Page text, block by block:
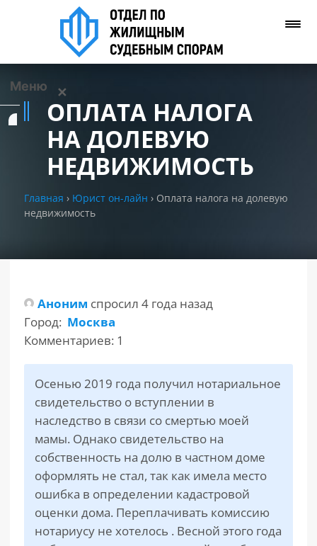
Меню ✕
Контакты
(WhatsApp)
Позвонить нам
САЙТА
ОПЛАТА НАЛОГА
НА ДОЛЕВУЮ
НЕДВИЖИМОСТЬ
Главная › Юрист он-лайн › Оплата налога на долевую
недвижимость
Аноним спросил 4 года назад
Город: Москва
Комментариев: 1
Осенью 2019 года получил нотариальное
свидетельство о вступлении в
наследство в связи со смертью моей
мамы. Однако свидетельство на
собственность на долю в частном доме
оформлять не стал, так как имела место
ошибка в определении кадастровой
оценки дома. Переплачивать комиссию
нотариусу не хотелось . Весной этого года